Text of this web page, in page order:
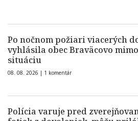
Po nočnom požiari viacerých
vyhlásila obec Braväcovo
situáciu
08. 08. 2026 | 1 komentár
Polícia varuje pred